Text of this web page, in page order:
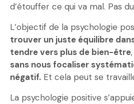
d’étouffer ce qui va mal. Pas
L’objectif de la psychologie
trouver un juste équilibre
tendre vers plus de bien-être
sans nous focaliser
négatif. Et cela peut se
La psychologie positive